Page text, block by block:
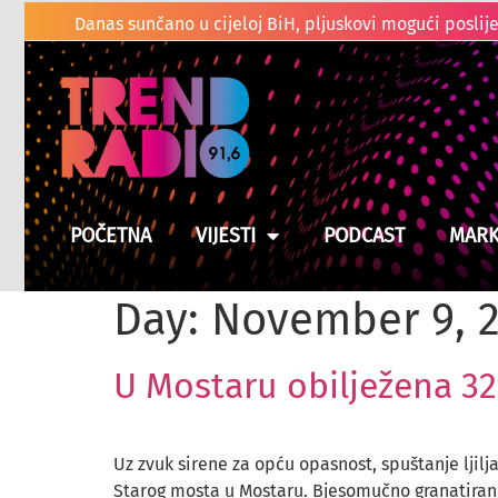
POČETNA VIJESTI PODCAST
Day: November 9,
U Mostaru obilježena
Uz zvuk sirene za opću opasnost, spuštanje
Starog mosta u Mostaru. Bjesomučno